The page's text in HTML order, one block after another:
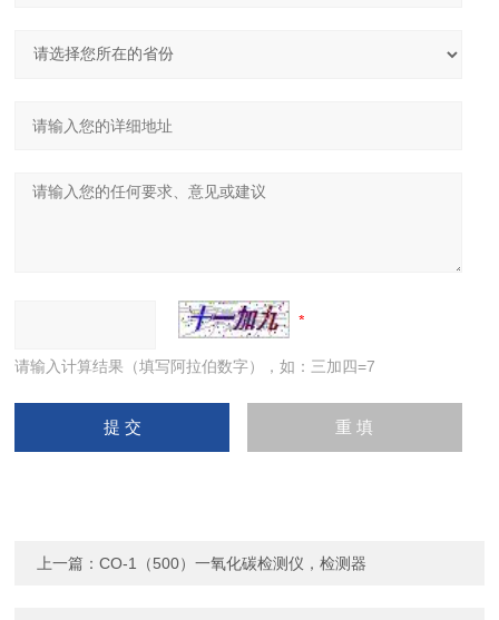
请输入计算结果（填写阿拉伯数字），如：三加四=7
上一篇：CO-1（500）一氧化碳检测仪，检测器